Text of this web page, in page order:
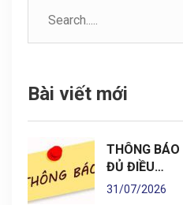
Bài viết mới
THÔNG BÁO
ĐỦ ĐIỀU…
31/07/2026